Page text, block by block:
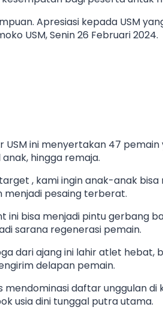
Apresiasi kepada USM
USM, Senin 26 Februari 2024.
ini menyertakan 47
hingga remaja.
, kami ingin anak-anak
menjadi pesaing terberat.
ini bisa menjadi pintu gerbang
sarana regenerasi pemain.
dari ajang ini lahir atlet hebat,
delapan pemain.
mendominasi daftar unggulan
usia dini tunggal putra utama.